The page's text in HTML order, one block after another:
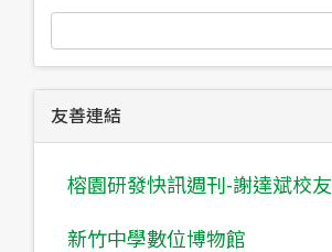
友善連結
榕園研發快訊週刊-謝達斌校友
新竹中學數位博物館